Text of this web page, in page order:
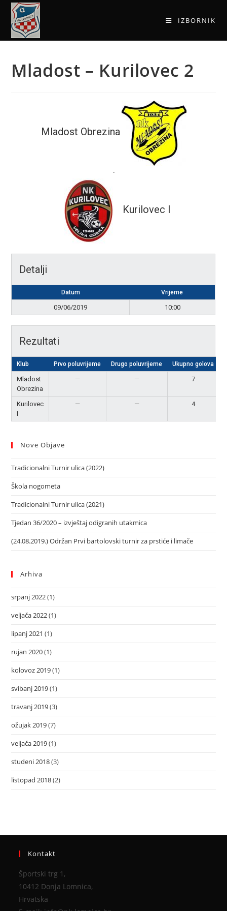
IZBORNIK
Mladost – Kurilovec 2
Mladost Obrezina
-
Kurilovec I
Detalji
Datum Vrijeme
09/06/2019 10:00
Rezultati
Klub Prvo poluvrijeme Drugo poluvrijeme Ukupno golova
Mladost
Obrezina
— — 7
Kurilovec
I
— — 4
Nove Objave
Tradicionalni Turnir ulica (2022)
Škola nogometa
Tradicionalni Turnir ulica (2021)
Tjedan 36/2020 – izvještaj odigranih utakmica
(24.08.2019.) Održan Prvi bartolovski turnir za prstiće i limače
Arhiva
srpanj 2022(1)
veljača 2022(1)
lipanj 2021 (1)
rujan 2020(1)
kolovoz 2019(1)
svibanj 2019(1)
travanj 2019(3)
ožujak 2019(7)
veljača 2019(1)
studeni 2018(3)
listopad 2018(2)
Kontakt
Športski trg 1,
10412 Donja Lomnica,
Hrvatska